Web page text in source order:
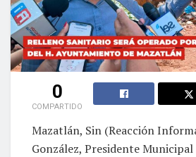
0
COMPARTIDO
Mazatlán, Sin (Reacción
González, Presidente